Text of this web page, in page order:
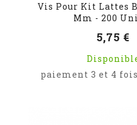
Vis Pour Kit Lattes
Mm - 200
5,75 €
paiement 3 et 4